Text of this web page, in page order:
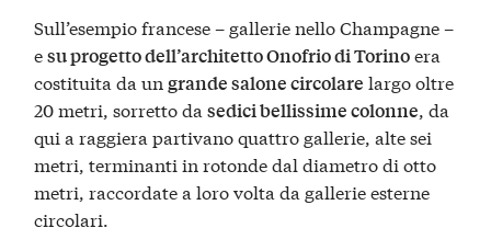
Sull’esempio francese – gallerie nello Champagne –
esu progetto dell’architetto Onofrio di Torinoera
costituita da ungrande salone circolare largo oltre
20 metri, sorretto dasedici bellissime colonne, da
qui a raggiera partivano quattro gallerie, alte sei
metri, terminanti in rotonde dal diametro di otto
metri, raccordate a loro volta da gallerie esterne
circolari.